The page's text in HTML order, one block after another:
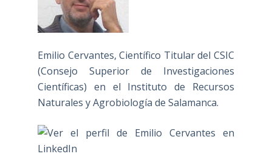
Emilio Cervantes, Científico Titular del CSIC
(Consejo Superior de Investigaciones
Científicas) en el Instituto de Recursos
Naturales y Agrobiología de Salamanca.